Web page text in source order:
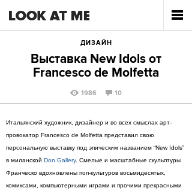
ДИЗАЙН
Выставка New Idols от
Francesco de Molfetta
1986 10
Итальянский художник, дизайнер и во всех смыслах арт-
провокатор Francesco de Molfetta представил свою
персональную выставку под эпическим названием “New Idols”
в миланской Don Gallery. Смелые и масштабные скульптуры
Франческо вдохновлены поп-культуров восьмидесятых,
комиксами, компьютерными играми и прочими прекрасными